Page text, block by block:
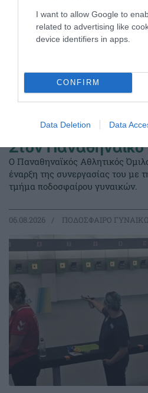
I want to allow Google to
related to advertising like
device identifiers in apps.
CONFIRM
Data Deletion Data
Στον Παναθηναϊκό
Ο Παναθηναϊκός Αθλητικός
έναρξη της συνεργασίας του με
τμήμα ποδοσφαίρου γυναικών.
06.08.2026 ΠΟΔΟΣΦΑΙΡΟ